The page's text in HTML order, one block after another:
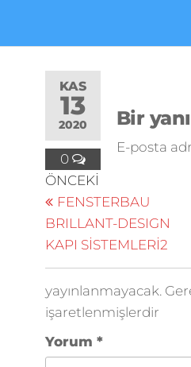
KAS
13
2020
0
ÖNCEKI
FENSTERBAU
BRILLANT-DESIGN
KAPI SİSTEMLERİ2
Bir
E-posta
yayınlanmayacak.
işaretlenmişlerdir
Yorum *